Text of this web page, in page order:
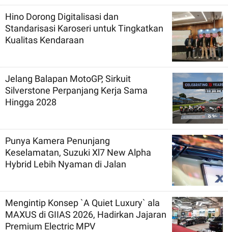
Hino Dorong Digitalisasi dan
Standarisasi Karoseri untuk Tingkatkan
Kualitas Kendaraan
Jelang Balapan MotoGP, Sirkuit
Silverstone Perpanjang Kerja Sama
Hingga 2028
Punya Kamera Penunjang
Keselamatan, Suzuki Xl7 New Alpha
Hybrid Lebih Nyaman di Jalan
Mengintip Konsep `A Quiet Luxury` ala
MAXUS di GIIAS 2026, Hadirkan Jajaran
Premium Electric MPV